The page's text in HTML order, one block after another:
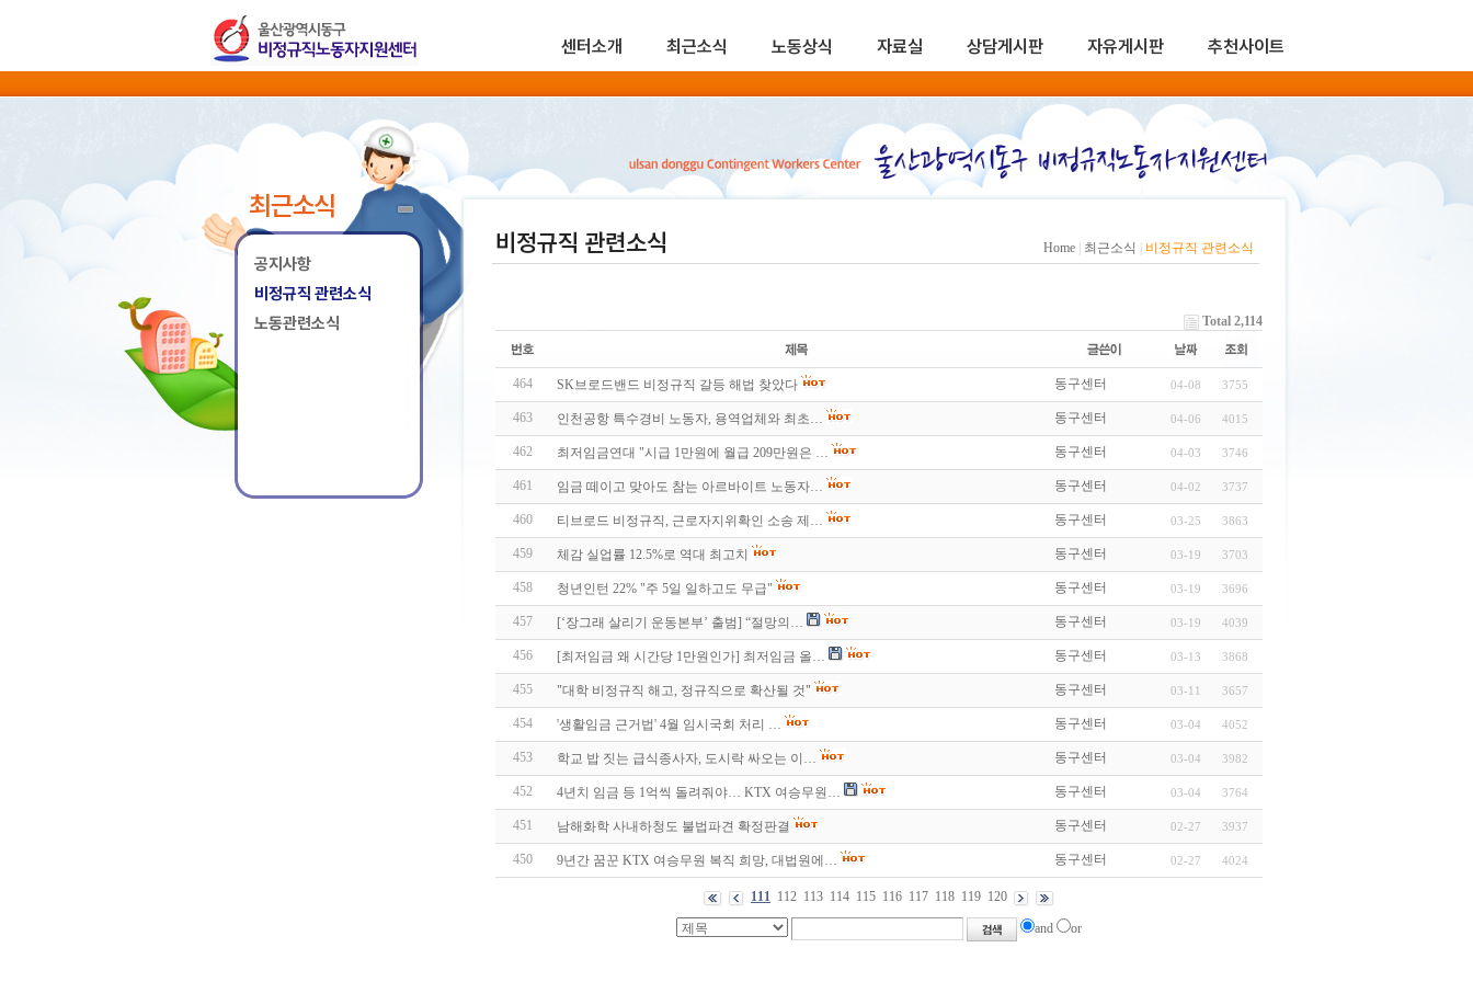
센터소개 최근소식 노동상식 자료실 상담게시판 자유게시판 추천사이트
최근소식
공지사항
비정규직 관련소식
노동관련소식
비정규직 관련소식 Home 최근소식 비정규직 관련소식
Total 2,114
464 SK브로드밴드 비정규직 갈등 해법 찾았다 동구센터 04-08 3755
463 인천공항 특수경비 노동자, 용역업체와 최초… 동구센터 04-06 4015
462 최저임금연대 "시급 1만원에 월급 209만원은 … 동구센터 04-03 3746
461 임금 떼이고 맞아도 참는 아르바이트 노동자… 동구센터 04-02 3737
460 티브로드 비정규직, 근로자지위확인 소송 제… 동구센터 03-25 3863
459 체감 실업률 12.5%로 역대 최고치 동구센터 03-19 3703
458 청년인턴 22% "주 5일 일하고도 무급" 동구센터 03-19 3696
457 [‘장그래 살리기 운동본부’ 출범] “절망의… 동구센터 03-19 4039
456 [최저임금 왜 시간당 1만원인가] 최저임금 올… 동구센터 03-13 3868
455 "대학 비정규직 해고, 정규직으로 확산될 것" 동구센터 03-11 3657
454 '생활임금 근거법' 4월 임시국회 처리 … 동구센터 03-04 4052
453 학교 밥 짓는 급식종사자, 도시락 싸오는 이… 동구센터 03-04 3982
452 4년치 임금 등 1억씩 돌려줘야… KTX 여승무원… 동구센터 03-04 3764
451 남해화학 사내하청도 불법파견 확정판결 동구센터 02-27 3937
450 9년간 꿈꾼 KTX 여승무원 복직 희망, 대법원에… 동구센터 02-27 4024
111 112 113 114 115 116 117 118 119 120
and or